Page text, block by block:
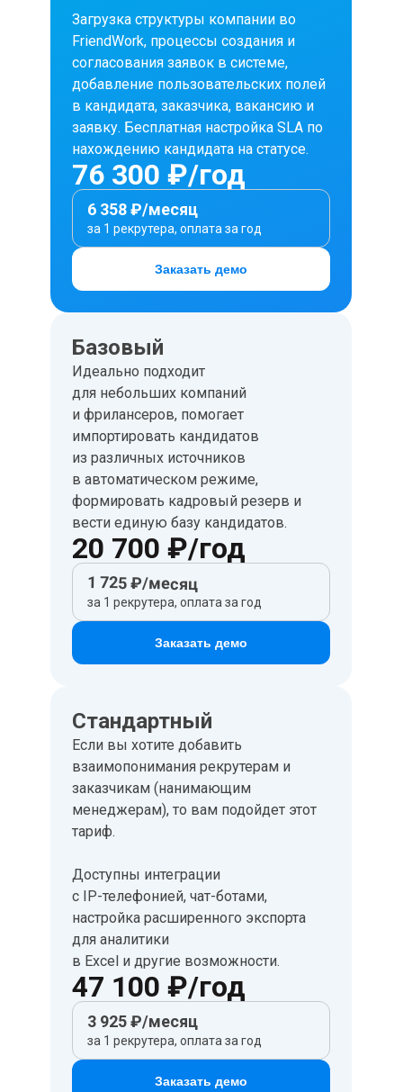
Загрузка структуры компании во
FriendWork, процессы создания и
согласования заявок в системе,
добавление пользовательских полей
в кандидата, заказчика, вакансию и
заявку. Бесплатная настройка SLA по
нахождению кандидата на статусе.
76 300 ₽/год
6 358 ₽/месяц
за 1 рекрутера, оплата за год
Заказать демо
Базовый
Идеально подходит
для небольших компаний
и фрилансеров, помогает
импортировать кандидатов
из различных источников
в автоматическом режиме,
формировать кадровый резерв и
вести единую базу кандидатов.
20 700 ₽/год
1 725 ₽/месяц
за 1 рекрутера, оплата за год
Заказать демо
Стандартный
Если вы хотите добавить
взаимопонимания рекрутерам и
заказчикам (нанимающим
менеджерам), то вам подойдет этот
тариф.
Доступны интеграции
с IP-телефонией, чат-ботами,
настройка расширенного экспорта
для аналитики
в Excel и другие возможности.
47 100 ₽/год
3 925 ₽/месяц
за 1 рекрутера, оплата за год
Заказать демо